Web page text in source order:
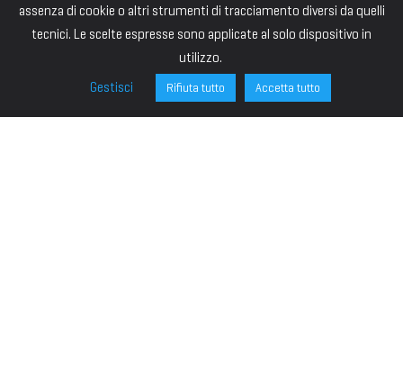
assenza di cookie o altri strumenti di tracciamento diversi da quelli
tecnici. Le scelte espresse sono applicate al solo dispositivo in
utilizzo.
Gestisci
Rifiuta tutto Accetta tutto